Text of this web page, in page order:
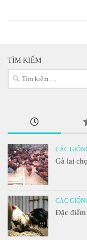
TÌM KIẾM
Tìm
kiếm
CÁC
Gà lai
CÁC
Đặc điểm